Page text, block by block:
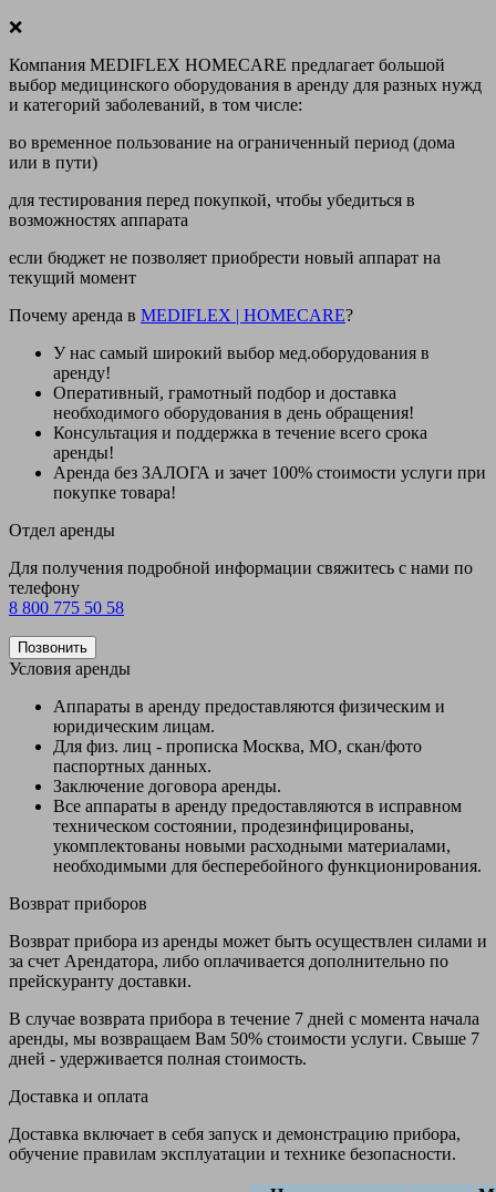
❌
Компания MEDIFLEX HOMECARE предлагает большой
выбор медицинского оборудования в аренду для разных нужд
и категорий заболеваний, в том числе:
во временное пользование на ограниченный период (дома
или в пути)
для тестирования перед покупкой, чтобы убедиться в
возможностях аппарата
если бюджет не позволяет приобрести новый аппарат на
текущий момент
Почему аренда в MEDIFLEX | HOMECARE?
У нас самый широкий выбор мед.оборудования в
аренду!
Оперативный, грамотный подбор и доставка
необходимого оборудования в день обращения!
Консультация и поддержка в течение всего срока
аренды!
Аренда без ЗАЛОГА и зачет 100% стоимости услуги при
покупке товара!
Отдел аренды
Для получения подробной информации свяжитесь с нами по
телефону
8 800 775 50 58
Позвонить
Условия аренды
Аппараты в аренду предоставляются физическим и
юридическим лицам.
Для физ. лиц - прописка Москва, МО, скан/фото
паспортных данных.
Заключение договора аренды.
Все аппараты в аренду предоставляются в исправном
техническом состоянии, продезинфицированы,
укомплектованы новыми расходными материалами,
необходимыми для бесперебойного функционирования.
Возврат приборов
Возврат прибора из аренды может быть осуществлен силами и
за счет Арендатора, либо оплачивается дополнительно по
прейскуранту доставки.
В случае возврата прибора в течение 7 дней с момента начала
аренды, мы возвращаем Вам 50% стоимости услуги. Свыше 7
дней - удерживается полная стоимость.
Доставка и оплата
Доставка включает в себя запуск и демонстрацию прибора,
обучение правилам эксплуатации и технике безопасности.